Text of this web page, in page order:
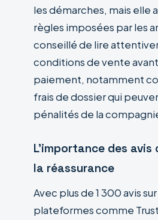
les démarches, mais elle
règles imposées par les
conseillé de lire
conditions de vente
paiement, notamment
frais de dossier qui
pénalités de la
L’importance des
la réassurance
Avec plus de 1 300 avis
plateformes comme